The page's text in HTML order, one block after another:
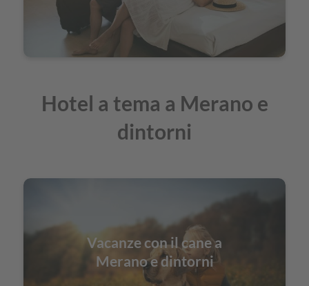
Hotel a tema a Merano e
dintorni
Vacanze con il cane a
Merano e dintorni